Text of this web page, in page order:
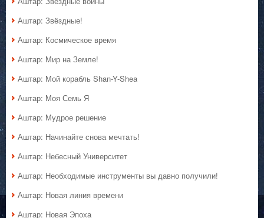
Аштар: Звёздные!
Аштар: Космическое время
Аштар: Мир на Земле!
Аштар: Мой корабль Shan-Y-Shea
Аштар: Моя Семь Я
Аштар: Мудрое решение
Аштар: Начинайте снова мечтать!
Аштар: Небесный Университет
Аштар: Необходимые инструменты вы давно получили!
Аштар: Новая линия времени
Аштар: Новая Эпоха